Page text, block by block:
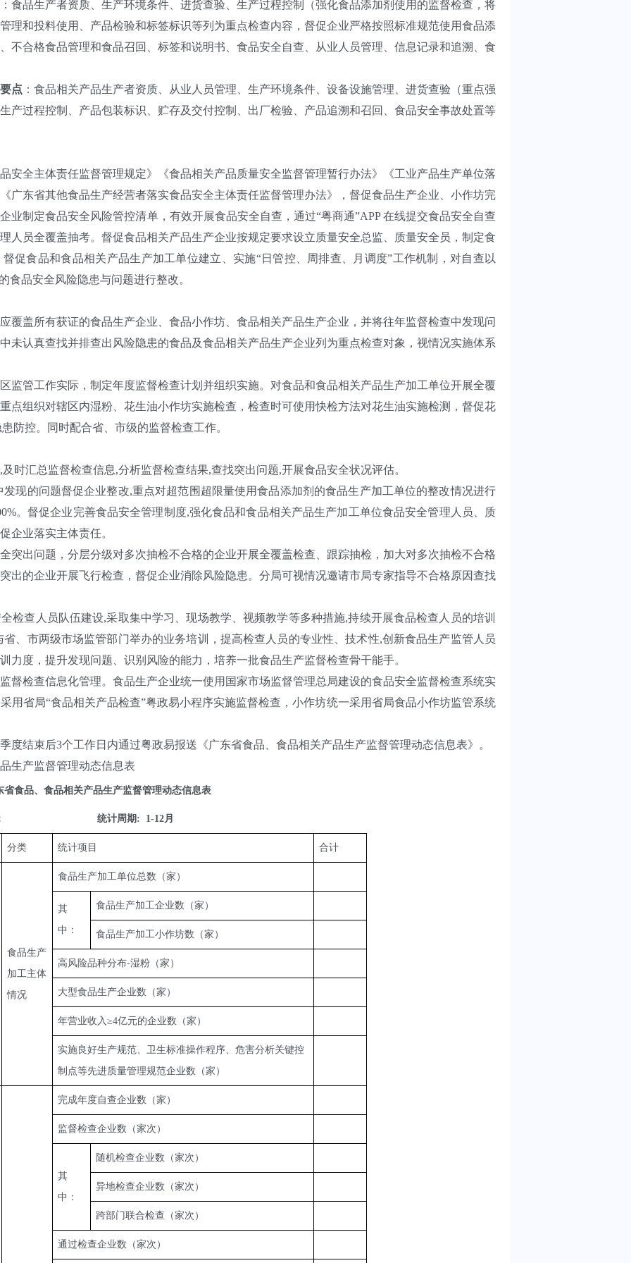
：食品生产者资质、生产环境条件、进货查验、生产过程控制（强化食品添加剂使用的监督检查，将
理和投料使用、产品检验和标签标识等列为重点检查内容，督促企业严格按照标准规范使用食品添
不合格食品管理和食品召回、标签和说明书、食品安全自查、从业人员管理、信息记录和追溯、食
点 ：食品相关产品生产者资质、从业人员管理、生产环境条件、设备设施管理、进货查验（重点强
产过程控制、产品包装标识、贮存及交付控制、出厂检验、产品追溯和召回、食品安全事故处置等
主体责任监督管理规定》《食品相关产品质量安全监督管理暂行办法》《工业产品生产单位落
广东省其他食品生产经营者落实食品安全主体责任监督管理办法》，督促食品生产企业、小作坊完
业制定食品安全风险管控清单，有效开展食品安全自查，通过“粤商通”APP 在线提交食品安全自查
人员全覆盖抽考。督促食品相关产品生产企业按规定要求设立质量安全总监、质量安全员，制定食
促食品和食品相关产品生产加工单位建立、实施“日管控、周排查、月调度”工作机制，对自查以
食品安全风险隐患与问题进行整改。
所有获证的食品生产企业、食品小作坊、食品相关产品生产企业，并将往年监督检查中发现问
未认真查找并排查出风险隐患的食品及食品相关产品生产企业列为重点检查对象，视情况实施体系
工作实际，制定年度监督检查计划并组织实施。对食品和食品相关产品生产加工单位开展全覆
点组织对辖区内湿粉、花生油小作坊实施检查，检查时可使用快检方法对花生油实施检测，督促花
防控。同时配合省、市级的监督检查工作。
汇总监督检查信息,分析监督检查结果,查找突出问题,开展食品安全状况评估。
的问题督促企业整改,重点对超范围超限量使用食品添加剂的食品生产加工单位的整改情况进行
。督促企业完善食品安全管理制度,强化食品和食品相关产品生产加工单位食品安全管理人员、质
企业落实主体责任。
问题，分层分级对多次抽检不合格的企业开展全覆盖检查、跟踪抽检，加大对多次抽检不合格
出的企业开展飞行检查，督促企业消除风险隐患。分局可视情况邀请市局专家指导不合格原因查找
查人员队伍建设,采取集中学习、现场教学、视频教学等多种措施,持续开展食品检查人员的培训
、市两级市场监管部门举办的业务培训，提高检查人员的专业性、技术性,创新食品生产监管人员
力度，提升发现问题、识别风险的能力，培养一批食品生产监督检查骨干能手。
查信息化管理。食品生产企业统一使用国家市场监督管理总局建设的食品安全监督检查系统实
用省局“食品相关产品检查”粤政易小程序实施监督检查，小作坊统一采用省局食品小作坊监管系统
束后3个工作日内通过粤政易报送《广东省食品、食品相关产品生产监督管理动态信息表》。
产监督管理动态信息表
省食品、食品相关产品生产监督管理动态信息表
统计周期:  1-12月
分类 统计项目 合计
食品生产
加工主体
情况
食品生产加工单位总数（家）
其
中：
食品生产加工企业数（家）
食品生产加工小作坊数（家）
高风险品种分布-湿粉（家）
大型食品生产企业数（家）
年营业收入≥4亿元的企业数（家）
实施良好生产规范、卫生标准操作程序、危害分析关键控
制点等先进质量管理规范企业数（家）
完成年度自查企业数（家）
监督检查企业数（家次）
其
中：
随机检查企业数（家次）
异地检查企业数（家次）
跨部门联合检查（家次）
通过检查企业数（家次）